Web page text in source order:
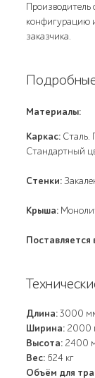
Производитель
конфигурацию
заказчика.
Материалы:
Каркас: Сталь.
Стандартный
Стенки:
Крыша:
Поставляется
Длина:3000
Ширина: 2000
Высота: 2400
Вес: 624 кг
Объём для